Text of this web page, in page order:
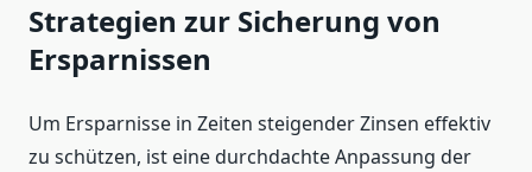
Strategien zur Sicherung von
Ersparnissen
Um Ersparnisse in Zeiten steigender Zinsen effektiv
zu schützen, ist eine durchdachte Anpassung der